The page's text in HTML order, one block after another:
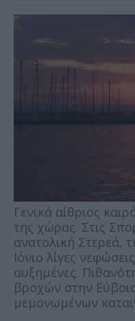
Γενικά αίθριος
της χώρας. Στις
ανατολική Στερεά,
Ιόνιο λίγες
αυξημένες.
βροχών στην
μεμονωμένων